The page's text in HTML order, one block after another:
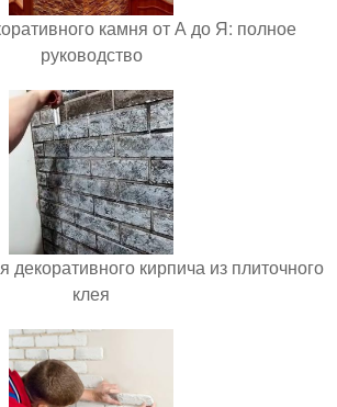
камня от А до Я: полное
руководство
декоративного кирпича из плиточного
клея